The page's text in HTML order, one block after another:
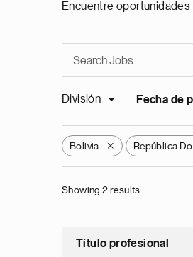
Encuentre oportunidades
División Fecha de
Bolivia X República
Showing 2 results
Título profesional